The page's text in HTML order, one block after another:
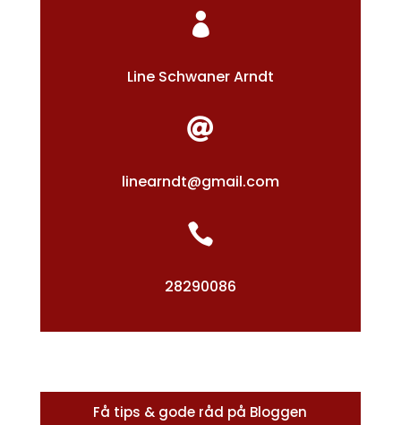

Line Schwaner Arndt

linearndt@gmail.com

28290086
Få tips & gode råd på Bloggen